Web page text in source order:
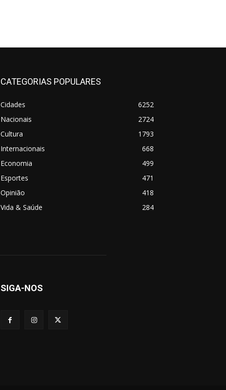
CATEGORIAS POPULARES
Cidades
6252
Nacionais
2724
Cultura
1793
Internacionais
668
Economia
499
Esportes
471
Opinião
418
Vida & Saúde
284
SIGA-NOS